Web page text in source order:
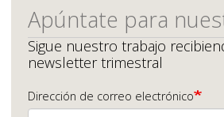
Apúntate para
Sigue nuestro trabajo
newsletter trimestral
Dirección de correo electrónico